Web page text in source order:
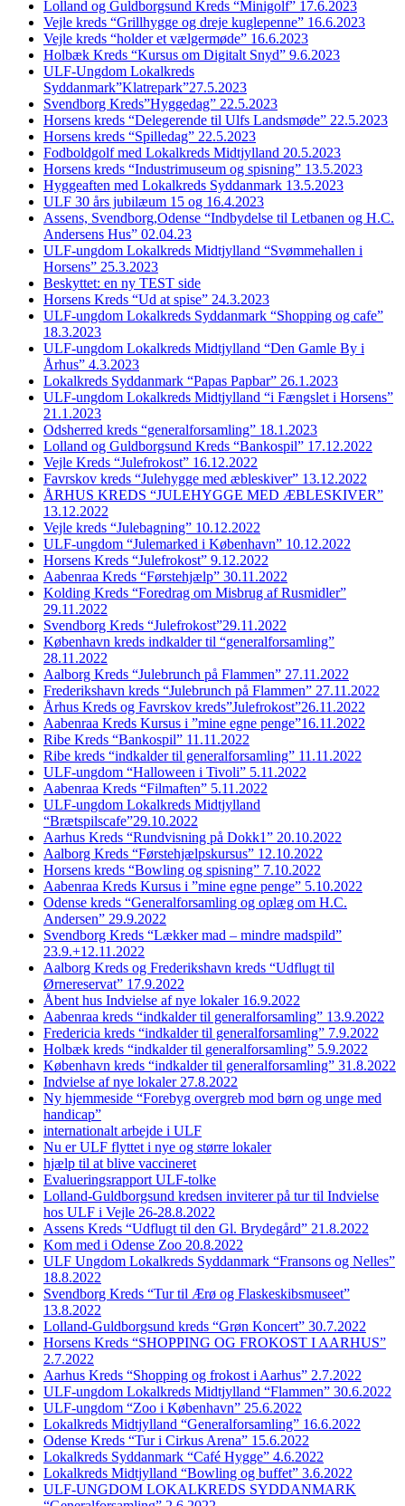
Lolland og Guldborgsund Kreds “Minigolf” 17.6.2023
Vejle kreds “Grillhygge og dreje kuglepenne” 16.6.2023
Vejle kreds “holder et vælgermøde” 16.6.2023
Holbæk Kreds “Kursus om Digitalt Snyd” 9.6.2023
ULF-Ungdom Lokalkreds
Syddanmark”Klatrepark”27.5.2023
Svendborg Kreds”Hyggedag” 22.5.2023
Horsens kreds “Delegerende til Ulfs Landsmøde” 22.5.2023
Horsens kreds “Spilledag” 22.5.2023
Fodboldgolf med Lokalkreds Midtjylland 20.5.2023
Horsens kreds “Industrimuseum og spisning” 13.5.2023
Hyggeaften med Lokalkreds Syddanmark 13.5.2023
ULF 30 års jubilæum 15 og 16.4.2023
Assens, Svendborg,Odense “Indbydelse til Letbanen og H.C.
Andersens Hus” 02.04.23
ULF-ungdom Lokalkreds Midtjylland “Svømmehallen i
Horsens” 25.3.2023
Beskyttet: en ny TEST side
Horsens Kreds “Ud at spise” 24.3.2023
ULF-ungdom Lokalkreds Syddanmark “Shopping og cafe”
18.3.2023
ULF-ungdom Lokalkreds Midtjylland “Den Gamle By i
Århus” 4.3.2023
Lokalkreds Syddanmark “Papas Papbar” 26.1.2023
ULF-ungdom Lokalkreds Midtjylland “i Fængslet i Horsens”
21.1.2023
Odsherred kreds “generalforsamling” 18.1.2023
Lolland og Guldborgsund Kreds “Bankospil” 17.12.2022
Vejle Kreds “Julefrokost” 16.12.2022
Favrskov kreds “Julehygge med æbleskiver” 13.12.2022
ÅRHUS KREDS “JULEHYGGE MED ÆBLESKIVER”
13.12.2022
Vejle kreds “Julebagning” 10.12.2022
ULF-ungdom “Julemarked i København” 10.12.2022
Horsens Kreds “Julefrokost” 9.12.2022
Aabenraa Kreds “Førstehjælp” 30.11.2022
Kolding Kreds “Foredrag om Misbrug af Rusmidler”
29.11.2022
Svendborg Kreds “Julefrokost”29.11.2022
København kreds indkalder til “generalforsamling”
28.11.2022
Aalborg Kreds “Julebrunch på Flammen” 27.11.2022
Frederikshavn kreds “Julebrunch på Flammen” 27.11.2022
Århus Kreds og Favrskov kreds”Julefrokost”26.11.2022
Aabenraa Kreds Kursus i ”mine egne penge”16.11.2022
Ribe Kreds “Bankospil” 11.11.2022
Ribe kreds “indkalder til generalforsamling” 11.11.2022
ULF-ungdom “Halloween i Tivoli” 5.11.2022
Aabenraa Kreds “Filmaften” 5.11.2022
ULF-ungdom Lokalkreds Midtjylland
“Brætspilscafe”29.10.2022
Aarhus Kreds “Rundvisning på Dokk1” 20.10.2022
Aalborg Kreds “Førstehjælpskursus” 12.10.2022
Horsens kreds “Bowling og spisning” 7.10.2022
Aabenraa Kreds Kursus i ”mine egne penge” 5.10.2022
Odense kreds “Generalforsamling og oplæg om H.C.
Andersen” 29.9.2022
Svendborg Kreds “Lækker mad – mindre madspild”
23.9.+12.11.2022
Aalborg Kreds og Frederikshavn kreds “Udflugt til
Ørnereservat” 17.9.2022
Åbent hus Indvielse af nye lokaler 16.9.2022
Aabenraa kreds “indkalder til generalforsamling” 13.9.2022
Fredericia kreds “indkalder til generalforsamling” 7.9.2022
Holbæk kreds “indkalder til generalforsamling” 5.9.2022
København kreds “indkalder til generalforsamling” 31.8.2022
Indvielse af nye lokaler 27.8.2022
Ny hjemmeside “Forebyg overgreb mod børn og unge med
handicap”
internationalt arbejde i ULF
Nu er ULF flyttet i nye og større lokaler
hjælp til at blive vaccineret
Evalueringsrapport ULF-tolke
Lolland-Guldborgsund kredsen inviterer på tur til Indvielse
hos ULF i Vejle 26-28.8.2022
Assens Kreds “Udflugt til den Gl. Brydegård” 21.8.2022
Kom med i Odense Zoo 20.8.2022
ULF Ungdom Lokalkreds Syddanmark “Fransons og Nelles”
18.8.2022
Svendborg Kreds “Tur til Ærø og Flaskeskibsmuseet”
13.8.2022
Lolland-Guldborgsund kreds “Grøn Koncert” 30.7.2022
Horsens Kreds “SHOPPING OG FROKOST I AARHUS”
2.7.2022
Aarhus Kreds “Shopping og frokost i Aarhus” 2.7.2022
ULF-ungdom Lokalkreds Midtjylland “Flammen” 30.6.2022
ULF-ungdom “Zoo i København” 25.6.2022
Lokalkreds Midtjylland “Generalforsamling” 16.6.2022
Odense Kreds “Tur i Cirkus Arena” 15.6.2022
Lokalkreds Syddanmark “Café Hygge” 4.6.2022
Lokalkreds Midtjylland “Bowling og buffet” 3.6.2022
ULF-UNGDOM LOKALKREDS SYDDANMARK